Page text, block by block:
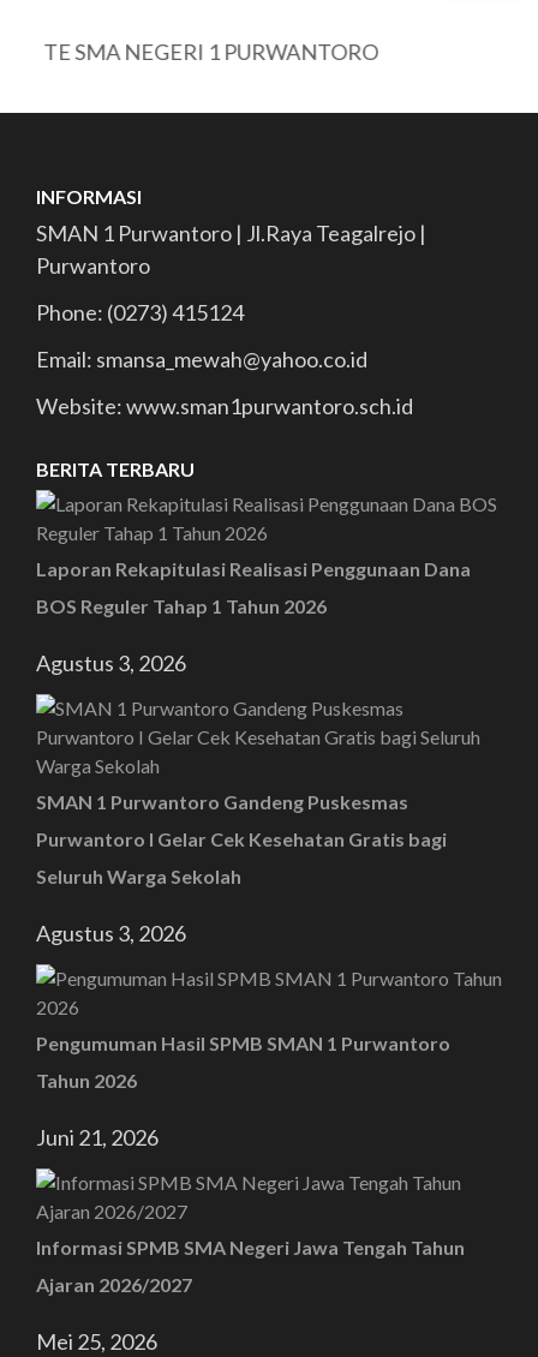
SMA NEGERI 1 PURWANTORO
INFORMASI
SMAN 1 Purwantoro | Jl.Raya Teagalrejo |
Purwantoro
Phone: (0273) 415124
Email: smansa_mewah@yahoo.co.id
Website: www.sman1purwantoro.sch.id
BERITA TERBARU
Laporan Rekapitulasi Realisasi Penggunaan Dana
BOS Reguler Tahap 1 Tahun 2026
Agustus 3, 2026
SMAN 1 Purwantoro Gandeng Puskesmas
Purwantoro I Gelar Cek Kesehatan Gratis bagi
Seluruh Warga Sekolah
Agustus 3, 2026
Pengumuman Hasil SPMB SMAN 1 Purwantoro
Tahun 2026
Juni 21, 2026
Informasi SPMB SMA Negeri Jawa Tengah Tahun
Ajaran 2026/2027
Mei 25, 2026